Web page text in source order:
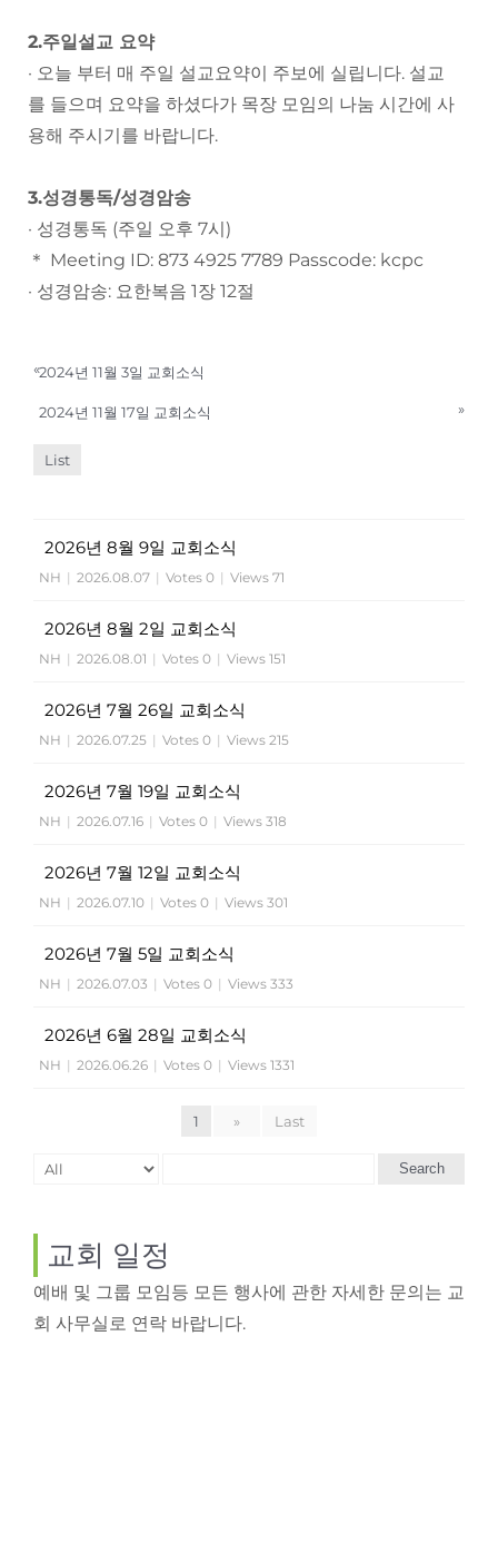
2.주일설교 요약
· 오늘 부터 매 주일 설교요약이 주보에 실립니다. 설교
를 들으며 요약을 하셨다가 목장 모임의 나눔 시간에 사
용해 주시기를 바랍니다.
3.성경통독/성경암송
· 성경통독 (주일 오후 7시)
＊ Meeting ID: 873 4925 7789 Passcode: kcpc
· 성경암송: 요한복음 1장 12절
«2024년 11월 3일 교회소식
2024년 11월 17일 교회소식 »
List
2026년 8월 9일 교회소식
NH | 2026.08.07 | Votes 0 | Views 71
2026년 8월 2일 교회소식
NH | 2026.08.01 | Votes 0 | Views 151
2026년 7월 26일 교회소식
NH | 2026.07.25 | Votes 0 | Views 215
2026년 7월 19일 교회소식
NH | 2026.07.16 | Votes 0 | Views 318
2026년 7월 12일 교회소식
NH | 2026.07.10 | Votes 0 | Views 301
2026년 7월 5일 교회소식
NH | 2026.07.03 | Votes 0 | Views 333
2026년 6월 28일 교회소식
NH | 2026.06.26 | Votes 0 | Views 1331
1 » Last
Search
교회 일정
예배 및 그룹 모임등 모든 행사에 관한 자세한 문의는 교
회 사무실로 연락 바랍니다.